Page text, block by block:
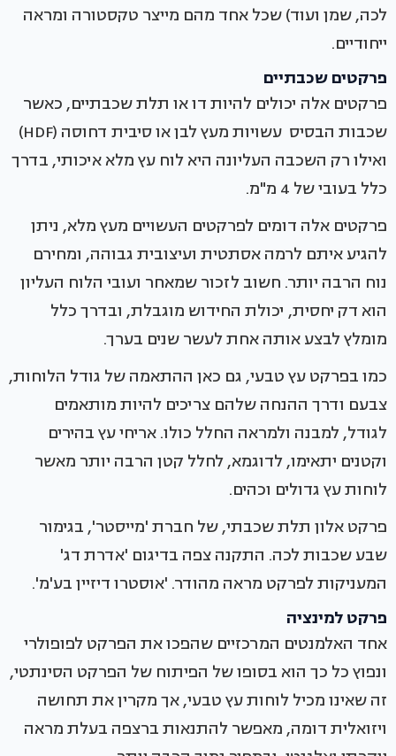
לכה, שמן ועוד) שכל אחד מהם מייצר טקסטורה ומראה
ייחודיים.
פרקטים שכבתיים
פרקטים אלה יכולים להיות דו או תלת שכבתיים, כאשר
שכבות הבסיס עשויות מעץ לבן או סיבית דחוסה (HDF)
ואילו רק השכבה העליונה היא לוח עץ מלא איכותי, בדרך
כלל בעובי של 4 מ"מ.
פרקטים אלה דומים לפרקטים העשויים מעץ מלא, ניתן
להגיע איתם לרמה אסתטית ועיצובית גבוהה, ומחירם
נוח הרבה יותר. חשוב לזכור שמאחר ועובי הלוח העליון
הוא דק יחסית, יכולת החידוש מוגבלת, ובדרך כלל
מומלץ לבצע אותה אחת לעשר שנים בערך.
כמו בפרקט עץ טבעי, גם כאן ההתאמה של גודל הלוחות,
צבעם ודרך ההנחה שלהם צריכים להיות מותאמים
לגודל, למבנה ולמראה החלל כולו. אריחי עץ בהירים
וקטנים יתאימו, לדוגמא, לחלל קטן הרבה יותר מאשר
לוחות עץ גדולים וכהים.
פרקט אלון תלת שכבתי, של חברת 'מייסטר', בגימור
שבע שכבות לכה. התקנה צפה בדיגום 'אדרת דג'
המעניקות לפרקט מראה מהודר. 'אוסטרו דיזיין בע'מ'.
פרקט למינציה
אחד האלמנטים המרכזיים שהפכו את הפרקט לפופולרי
ונפוץ כל כך הוא בסופו של הפיתוח של הפרקט הסינתטי,
זה שאינו מכיל לוחות עץ טבעי, אך מקרין את תחושה
ויזואלית דומה, מאפשר להתנאות ברצפה בעלת מראה